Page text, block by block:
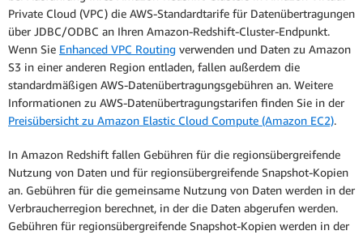
Private Cloud (VPC) die AWS-Standardtarife für Datenübertragungen
über JDBC/ODBC an Ihren Amazon-Redshift-Cluster-Endpunkt.
Wenn Sie Enhanced VPC Routing verwenden und Daten zu Amazon
S3 in einer anderen Region entladen, fallen außerdem die
standardmäßigen AWS-Datenübertragungsgebühren an. Weitere
Informationen zu AWS-Datenübertragungstarifen finden Sie in der
Preisübersicht zu Amazon Elastic Cloud Compute (Amazon EC2).
In Amazon Redshift fallen Gebühren für die regionsübergreifende
Nutzung von Daten und für regionsübergreifende Snapshot-Kopien
an. Gebühren für die gemeinsame Nutzung von Daten werden in der
Verbraucherregion berechnet, in der die Daten abgerufen werden.
Gebühren für regionsübergreifende Snapshot-Kopien werden in der